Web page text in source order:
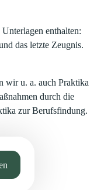
enthalten:
das letzte Zeugnis.
wir u. a. auch Praktika
durch die
zur Berufsfindung.